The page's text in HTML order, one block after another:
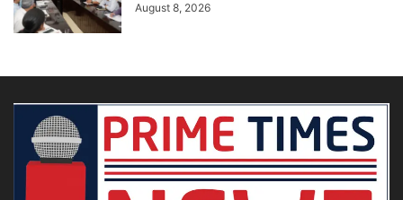
August 8, 2026